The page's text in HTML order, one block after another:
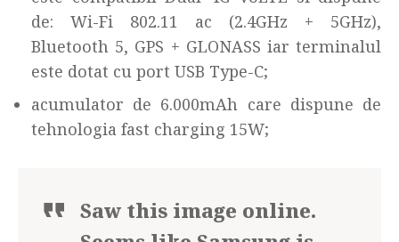
de: Wi-Fi 802.11 ac (2.4GHz + 5GHz),
Bluetooth 5, GPS + GLONASS iar terminalul
este dotat cu port USB Type-C;
acumulator de 6.000mAh care dispune de
tehnologia fast charging 15W;
Saw this image online.